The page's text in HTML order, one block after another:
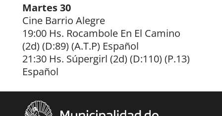
Martes 30
Cine Barrio Alegre
19:00 Hs. Rocambole En El Camino
(2d) (D:89) (A.T.P) Español
21:30 Hs. Súpergirl (2d) (D:110) (P.13)
Español